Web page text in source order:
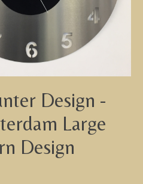
Design -
Large
Design